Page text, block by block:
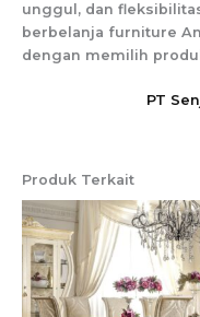
unggul, dan
berbelanja furniture
dengan memilih
PT
Produk Terkait